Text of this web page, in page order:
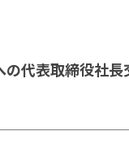
代表取締役社